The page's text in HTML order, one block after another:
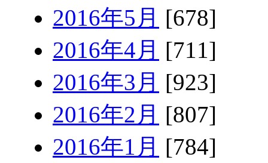
2016年5月 [678]
2016年4月 [711]
2016年3月 [923]
2016年2月 [807]
2016年1月 [784]